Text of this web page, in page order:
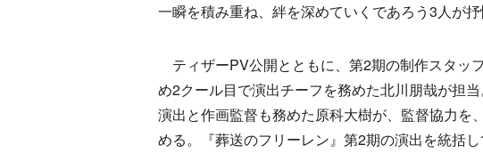
一瞬を積み重ね、絆を深めていくであろう3人が抒
ティザーPV公開とともに、第2期の制作スタッ
め2クール目で演出チーフを務めた北川朋哉が担
演出と作画監督も務めた原科大樹が、監督協力を
める。『葬送のフリーレン』第2期の演出を統括